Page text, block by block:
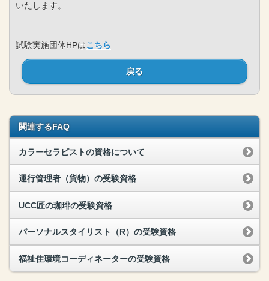
いたします。
試験実施団体HPはこちら
戻る
関連するFAQ
カラーセラピストの資格について
運行管理者（貨物）の受験資格
UCC匠の珈琲の受験資格
パーソナルスタイリスト（R）の受験資格
福祉住環境コーディネーターの受験資格